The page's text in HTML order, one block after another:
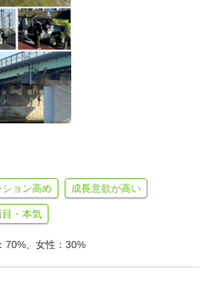
員とも、「挑戦できる社会づくり」
すのであなたの挑戦・提案を実現す
いただければと思います。
ション高め 成長意欲が高い
目・本気
70%、女性：30%